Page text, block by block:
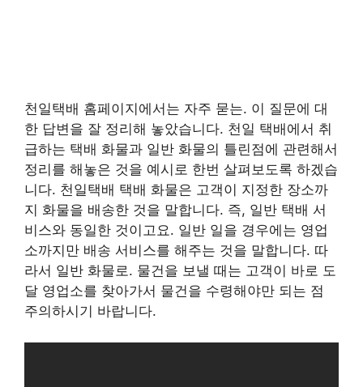
천일택배 홈페이지에서는 자주 묻는. 이 질문에 대
한 답변을 잘 정리해 놓았습니다. 천일 택배에서 취
급하는 택배 화물과 일반 화물의 틀린점에 관련해서
정리를 해놓은 것을 예시로 한번 살펴보도록 하겠습
니다. 천일택배 택배 화물은 고객이 지정한 장소까
지 화물을 배송한 것을 말합니다. 즉, 일반 택배 서
비스와 동일한 것이고요. 일반 일을 경우에는 영업
소까지만 배송 서비스를 해주는 것을 말합니다. 따
라서 일반 화물로. 물건을 보낼 때는 고객이 바로 도
달 영업소를 찾아가서 물건을 수령해야만 되는 점
주의하시기 바랍니다.